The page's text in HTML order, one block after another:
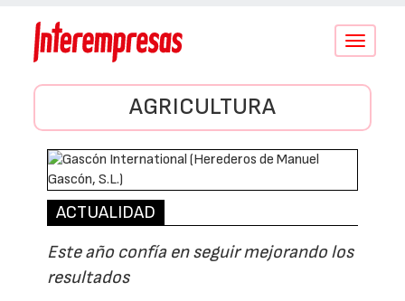
Conmutar
AGRICULTURA
ACTUALIDAD
Este año confía en seguir mejorando los
resultados